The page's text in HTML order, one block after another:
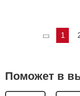
1
Поможет в